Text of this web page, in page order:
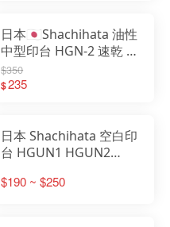
日本🇯🇵Shachihata 油性
中型印台 HGN-2 速乾 印
台
$350
$235
日本 Shachihata 空白印
台 HGUN1 HGUN2
乾
$190 ~ $250